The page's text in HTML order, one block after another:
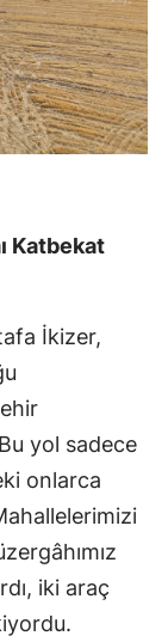
Katbekat
İkizer,
yol sadece
onlarca
iki araç